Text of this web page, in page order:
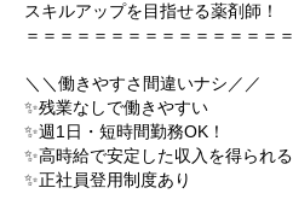
スキルアップを目指せる薬剤師！
＝＝＝＝＝＝＝＝＝＝＝＝＝＝＝＝
＼＼働きやすさ間違いナシ／／
✨残業なしで働きやすい
✨週1日・短時間勤務OK！
✨高時給で安定した収入を得られる
✨正社員登用制度あり